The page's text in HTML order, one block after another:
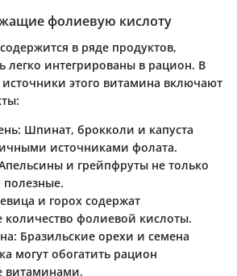
фолиевую кислоту
в ряде продуктов,
легко интегрированы в рацион. В
этого витамина включают
Шпинат, брокколи и капуста
источниками фолата.
и грейпфруты не только
полезные.
и горох содержат
количество фолиевой кислоты.
Бразильские орехи и семена
могут обогатить рацион
витаминами.